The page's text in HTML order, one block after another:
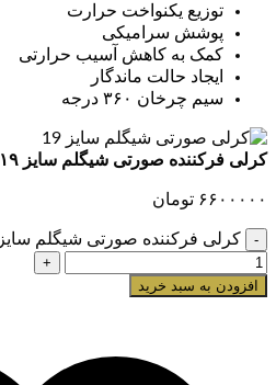
توزیع یکنواخت حرارت
پوشش سرامیکی
کمک به کاهش آسیب حرارتی
ایجاد حالت ماندگار
سیم چرخان ۳۶۰ درجه
کرلی فرکننده صورتی شیگلم سایز ۱۹
۶۶۰۰۰۰۰ تومان
کرلی فرکننده صورتی شیگلم سایز ۱۹ عدد
افزودن به سبد خرید